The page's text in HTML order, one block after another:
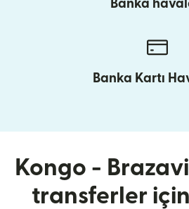
Banka
Banka Kartı
Kongo -
transferler